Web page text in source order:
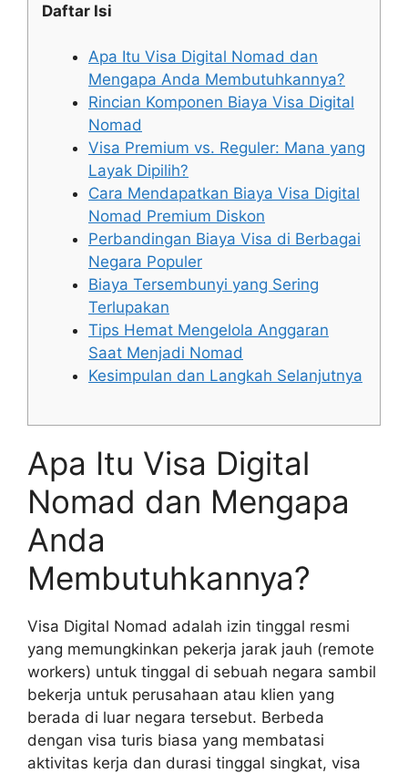
Daftar Isi
Apa Itu Visa Digital Nomad dan
Mengapa Anda Membutuhkannya?
Rincian Komponen Biaya Visa Digital
Nomad
Visa Premium vs. Reguler: Mana yang
Layak Dipilih?
Cara Mendapatkan Biaya Visa Digital
Nomad Premium Diskon
Perbandingan Biaya Visa di Berbagai
Negara Populer
Biaya Tersembunyi yang Sering
Terlupakan
Tips Hemat Mengelola Anggaran
Saat Menjadi Nomad
Kesimpulan dan Langkah Selanjutnya
Apa Itu Visa Digital
Nomad dan Mengapa
Anda
Membutuhkannya?
Visa Digital Nomad adalah izin tinggal resmi
yang memungkinkan pekerja jarak jauh (remote
workers) untuk tinggal di sebuah negara sambil
bekerja untuk perusahaan atau klien yang
berada di luar negara tersebut. Berbeda
dengan visa turis biasa yang membatasi
aktivitas kerja dan durasi tinggal singkat, visa